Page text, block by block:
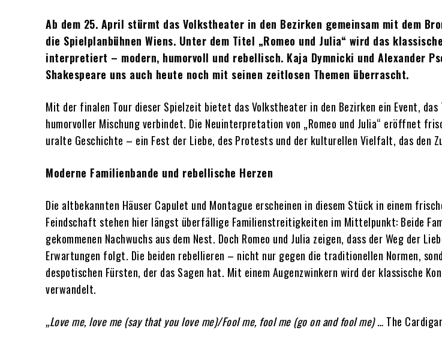
Ab dem 25. April stürmt das Volkstheater in den Bezirken gemeinsam mit dem
die Spielplanbühnen Wiens. Unter dem Titel „Romeo und Julia“ wird das
interpretiert – modern, humorvoll und rebellisch. Kaja Dymnicki und Alexander
Shakespeare uns auch heute noch mit seinen zeitlosen Themen überrascht.
Mit der finalen Tour dieser Spielzeit bietet das Volkstheater in den Bezirken ein Event, das
humorvoller Mischung verbindet. Die Neuinterpretation von „Romeo und Julia“ eröffnet
uralte Geschichte – ein Fest der Liebe, des Protests und der kulturellen Vielfalt, das den
Moderne Familienbande und rebellische Herzen
Die altbekannten Häuser Capulet und Montague erscheinen in diesem Stück in einem
Feindschaft stehen hier längst überfällige Familienstreitigkeiten im Mittelpunkt: Beide
gekommenen Nachwuchs aus dem Nest. Doch Romeo und Julia zeigen, dass der Weg der
Erwartungen folgt. Die beiden rebellieren – nicht nur gegen die traditionellen Normen,
despotischen Fürsten, der das Sagen hat. Mit einem Augenzwinkern wird der klassische
verwandelt.
„Love me, love me (say that you love me)/Fool me, fool me (go on and fool me) … The